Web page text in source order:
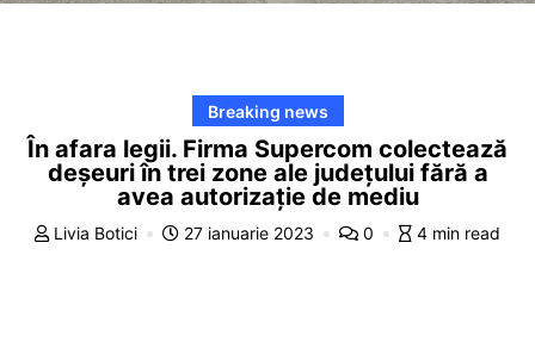
Breaking news
În afara legii. Firma Supercom colectează
deșeuri în trei zone ale județului fără a
avea autorizație de mediu
Livia Botici 27 ianuarie 2023 0 4 min read